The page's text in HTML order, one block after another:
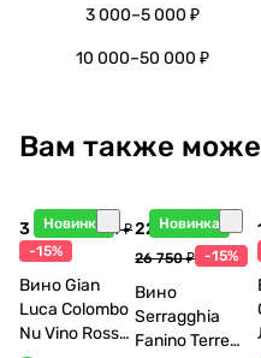
3 000–5 000 ₽
10 000–50 000 ₽
Вам также
Новинка
3 998 ₽4 704 ₽
-15%
Вино Gian
Luca Colombo
Nu Vino Rosso
Новинка
22 738 ₽
26 750 ₽ -15%
Вино
Serragghia
Fanino Terre